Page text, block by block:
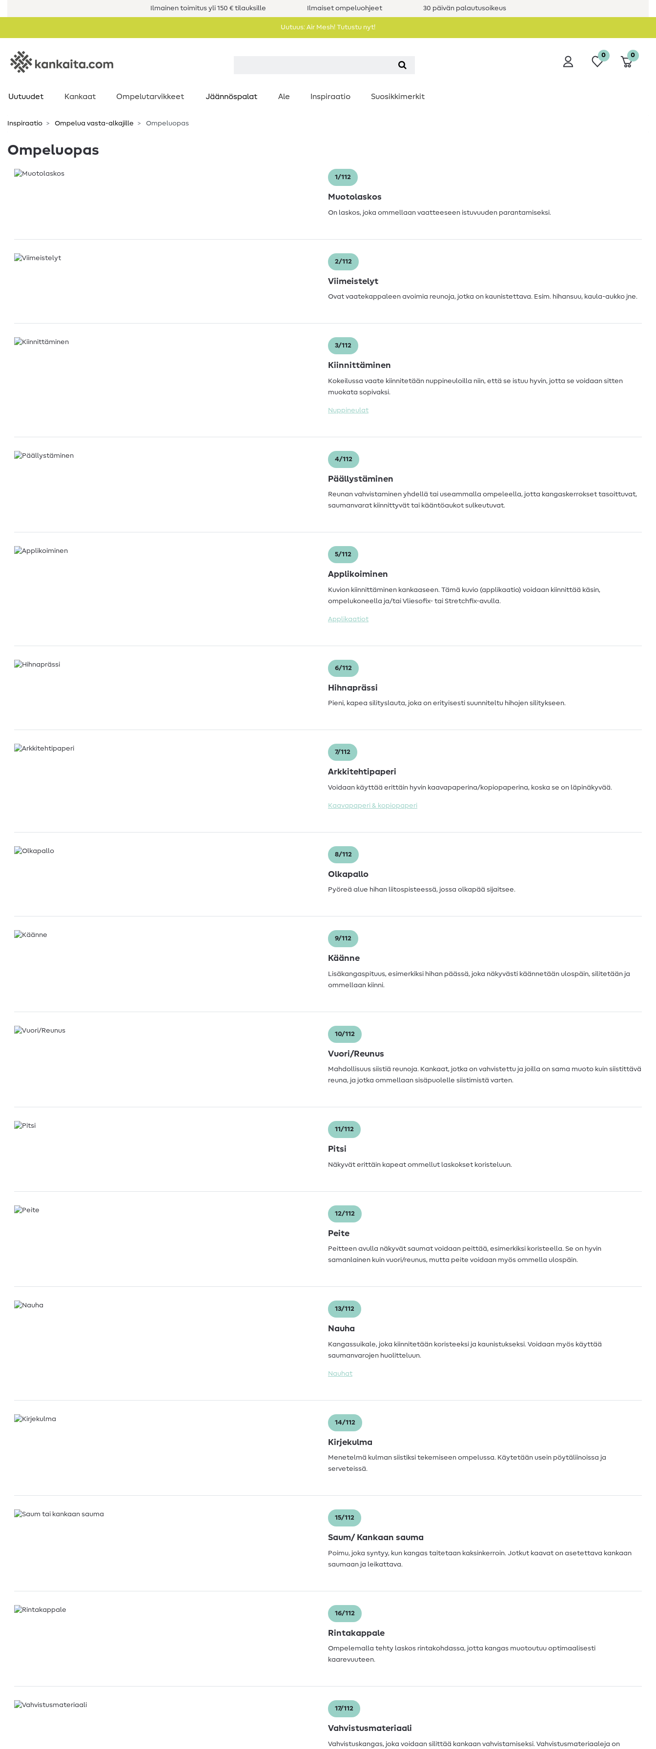
Ilmainen toimitus yli 150 € tilauksille Ilmaiset ompeluohjeet 30 päivän palautusoikeus
Uutuus: Air Mesh! Tutustu nyt!
0 0
Uutuudet Kankaat Ompelutarvikkeet Jäännöspalat Ale Inspiraatio Suosikkimerkit
Inspiraatio Ompelua vasta-alkajille Ompeluopas
Ompeluopas
1/112
Muotolaskos
On laskos, joka ommellaan vaatteeseen istuvuuden parantamiseksi.
2/112
Viimeistelyt
Ovat vaatekappaleen avoimia reunoja, jotka on kaunistettava. Esim. hihansuu, kaula-aukko jne.
3/112
Kiinnittäminen
Kokeilussa vaate kiinnitetään nuppineuloilla niin, että se istuu hyvin, jotta se voidaan sitten
muokata sopivaksi.
Nuppineulat
4/112
Päällystäminen
Reunan vahvistaminen yhdellä tai useammalla ompeleella, jotta kangaskerrokset tasoittuvat,
saumanvarat kiinnittyvät tai kääntöaukot sulkeutuvat.
5/112
Applikoiminen
Kuvion kiinnittäminen kankaaseen. Tämä kuvio (applikaatio) voidaan kiinnittää käsin,
ompelukoneella ja/tai Vliesofix- tai Stretchfix-avulla.
Applikaatiot
6/112
Hihnaprässi
Pieni, kapea silityslauta, joka on erityisesti suunniteltu hihojen silitykseen.
7/112
Arkkitehtipaperi
Voidaan käyttää erittäin hyvin kaavapaperina/kopiopaperina, koska se on läpinäkyvää.
Kaavapaperi & kopiopaperi
8/112
Olkapallo
Pyöreä alue hihan liitospisteessä, jossa olkapää sijaitsee.
9/112
Käänne
Lisäkangaspituus, esimerkiksi hihan päässä, joka näkyvästi käännetään ulospäin, silitetään ja
ommellaan kiinni.
10/112
Vuori/Reunus
Mahdollisuus siistiä reunoja. Kankaat, jotka on vahvistettu ja joilla on sama muoto kuin siistittävä
reuna, ja jotka ommellaan sisäpuolelle siistimistä varten.
11/112
Pitsi
Näkyvät erittäin kapeat ommellut laskokset koristeluun.
12/112
Peite
Peitteen avulla näkyvät saumat voidaan peittää, esimerkiksi koristeella. Se on hyvin
samanlainen kuin vuori/reunus, mutta peite voidaan myös ommella ulospäin.
13/112
Nauha
Kangassuikale, joka kiinnitetään koristeeksi ja kaunistukseksi. Voidaan myös käyttää
saumanvarojen huolitteluun.
Nauhat
14/112
Kirjekulma
Menetelmä kulman siistiksi tekemiseen ompelussa. Käytetään usein pöytäliinoissa ja
serveteissä.
15/112
Saum/ Kankaan sauma
Poimu, joka syntyy, kun kangas taitetaan kaksinkerroin. Jotkut kaavat on asetettava kankaan
saumaan ja leikattava.
16/112
Rintakappale
Ompelemalla tehty laskos rintakohdassa, jotta kangas muotoutuu optimaalisesti
kaarevuuteen.
17/112
Vahvistusmateriaali
Vahvistuskangas, joka voidaan silittää kankaan vahvistamiseksi. Vahvistusmateriaaleja on